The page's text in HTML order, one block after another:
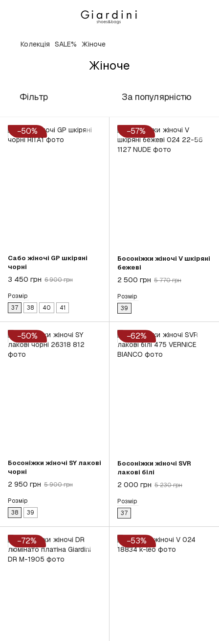
Колекція SALE% Жіноче
Жіноче
Фільтр За популярністю
−50%
Сабо жіночі GP шкіряні
чорні
3 450 грн 6 900 грн
Розмір
37
38 40 41
−57%
Босоніжки жіночі V шкіряні
бежеві
2 500 грн 5 770 грн
Розмір
39
−50%
Босоніжки жіночі SY лакові
чорні
2 950 грн 5 900 грн
Розмір
38
39
−62%
Босоніжки жіночі SVR
лакові білі
2 000 грн 5 230 грн
Розмір
37
−72% −53%